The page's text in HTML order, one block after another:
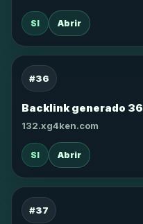
SI Abrir
#36
Backlink generado 36
132.xg4ken.com
SI Abrir
#37